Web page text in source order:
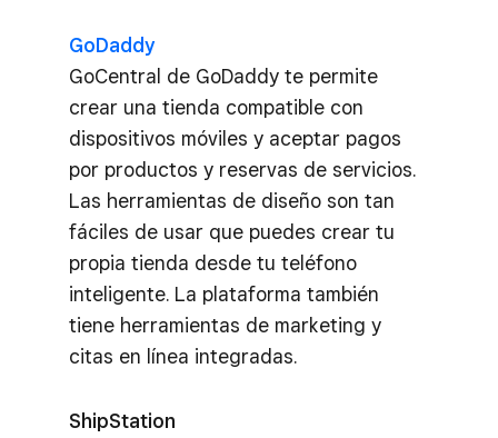
GoDaddy
GoCentral de GoDaddy te permite
crear una tienda compatible con
dispositivos móviles y aceptar pagos
por productos y reservas de servicios.
Las herramientas de diseño son tan
fáciles de usar que puedes crear tu
propia tienda desde tu teléfono
inteligente. La plataforma también
tiene herramientas de marketing y
citas en línea integradas.
ShipStation